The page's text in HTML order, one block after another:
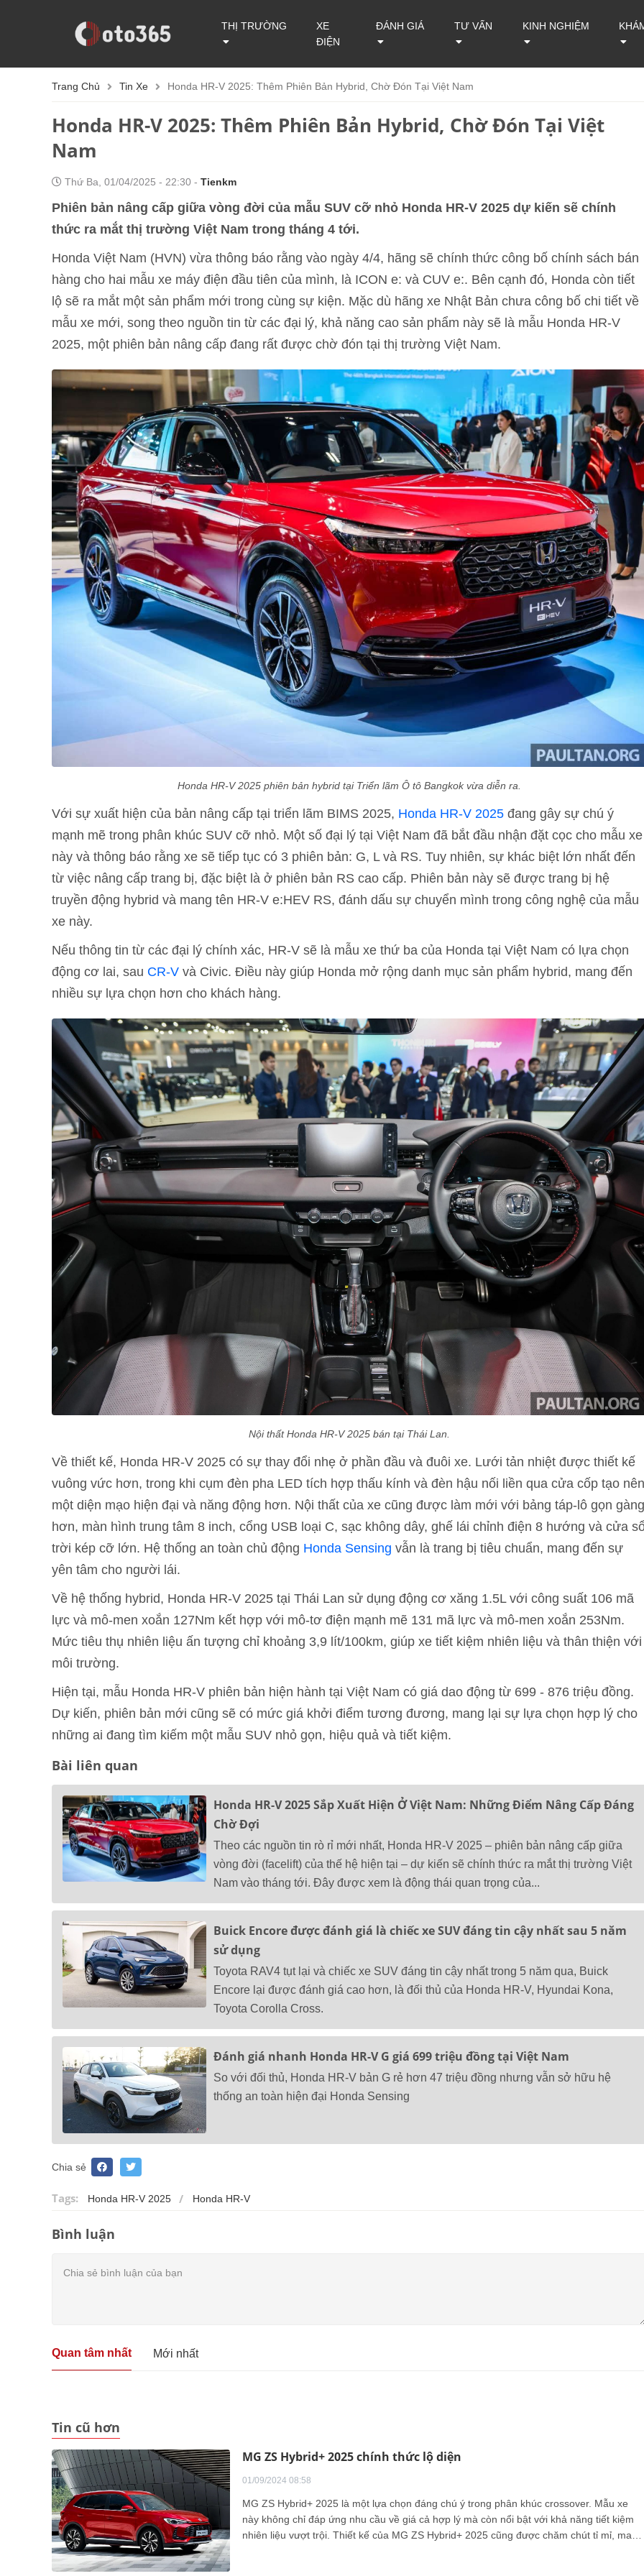
THỊ TRƯỜNG
XE
ĐIỆN
ĐÁNH GIÁ TƯ VẤN KINH NGHIỆM
Trang Chủ Tin Xe Honda HR-V 2025: Thêm Phiên Bản Hybrid, Chờ Đón Tại Việt Nam
Honda HR-V 2025: Thêm Phiên Bản Hybrid, Chờ Đón Tại Việt
Nam
Thứ Ba, 01/04/2025 - 22:30 - Tienkm
Phiên bản nâng cấp giữa vòng đời của mẫu SUV cỡ nhỏ Honda HR-V 2025 dự kiến sẽ chính
thức ra mắt thị trường Việt Nam trong tháng 4 tới.
Honda Việt Nam (HVN) vừa thông báo rằng vào ngày 4/4, hãng sẽ chính thức công bố chính sách bán
hàng cho hai mẫu xe máy điện đầu tiên của mình, là ICON e: và CUV e:. Bên cạnh đó, Honda còn tiết
lộ sẽ ra mắt một sản phẩm mới trong cùng sự kiện. Mặc dù hãng xe Nhật Bản chưa công bố chi tiết về
mẫu xe mới, song theo nguồn tin từ các đại lý, khả năng cao sản phẩm này sẽ là mẫu Honda HR-V
2025, một phiên bản nâng cấp đang rất được chờ đón tại thị trường Việt Nam.
Honda HR-V 2025 phiên bản hybrid tại Triển lãm Ô tô Bangkok vừa diễn ra.
Với sự xuất hiện của bản nâng cấp tại triển lãm BIMS 2025, Honda HR-V 2025 đang gây sự chú ý
mạnh mẽ trong phân khúc SUV cỡ nhỏ. Một số đại lý tại Việt Nam đã bắt đầu nhận đặt cọc cho mẫu xe
này và thông báo rằng xe sẽ tiếp tục có 3 phiên bản: G, L và RS. Tuy nhiên, sự khác biệt lớn nhất đến
từ việc nâng cấp trang bị, đặc biệt là ở phiên bản RS cao cấp. Phiên bản này sẽ được trang bị hệ
truyền động hybrid và mang tên HR-V e:HEV RS, đánh dấu sự chuyển mình trong công nghệ của mẫu
xe này.
Nếu thông tin từ các đại lý chính xác, HR-V sẽ là mẫu xe thứ ba của Honda tại Việt Nam có lựa chọn
động cơ lai, sau CR-V và Civic. Điều này giúp Honda mở rộng danh mục sản phẩm hybrid, mang đến
nhiều sự lựa chọn hơn cho khách hàng.
Nội thất Honda HR-V 2025 bán tại Thái Lan.
Về thiết kế, Honda HR-V 2025 có sự thay đổi nhẹ ở phần đầu và đuôi xe. Lưới tản nhiệt được thiết kế
vuông vức hơn, trong khi cụm đèn pha LED tích hợp thấu kính và đèn hậu nối liền qua cửa cốp tạo nên
một diện mạo hiện đại và năng động hơn. Nội thất của xe cũng được làm mới với bảng táp-lô gọn gàng
hơn, màn hình trung tâm 8 inch, cổng USB loại C, sạc không dây, ghế lái chỉnh điện 8 hướng và cửa
trời kép cỡ lớn. Hệ thống an toàn chủ động Honda Sensing vẫn là trang bị tiêu chuẩn, mang đến sự
yên tâm cho người lái.
Về hệ thống hybrid, Honda HR-V 2025 tại Thái Lan sử dụng động cơ xăng 1.5L với công suất 106 mã
lực và mô-men xoắn 127Nm kết hợp với mô-tơ điện mạnh mẽ 131 mã lực và mô-men xoắn 253Nm.
Mức tiêu thụ nhiên liệu ấn tượng chỉ khoảng 3,9 lít/100km, giúp xe tiết kiệm nhiên liệu và thân thiện với
môi trường.
Hiện tại, mẫu Honda HR-V phiên bản hiện hành tại Việt Nam có giá dao động từ 699 - 876 triệu đồng.
Dự kiến, phiên bản mới cũng sẽ có mức giá khởi điểm tương đương, mang lại sự lựa chọn hợp lý cho
những ai đang tìm kiếm một mẫu SUV nhỏ gọn, hiệu quả và tiết kiệm.
Bài liên quan
Honda HR-V 2025 Sắp Xuất Hiện Ở Việt Nam: Những Điểm Nâng Cấp Đáng
Chờ Đợi
Theo các nguồn tin rò rỉ mới nhất, Honda HR-V 2025 – phiên bản nâng cấp giữa
vòng đời (facelift) của thế hệ hiện tại – dự kiến sẽ chính thức ra mắt thị trường Việt
Nam vào tháng tới. Đây được xem là động thái quan trọng của...
Buick Encore được đánh giá là chiếc xe SUV đáng tin cậy nhất sau 5 năm
sử dụng
Toyota RAV4 tụt lại và chiếc xe SUV đáng tin cậy nhất trong 5 năm qua, Buick
Encore lại được đánh giá cao hơn, là đối thủ của Honda HR-V, Hyundai Kona,
Toyota Corolla Cross.
Đánh giá nhanh Honda HR-V G giá 699 triệu đồng tại Việt Nam
So với đối thủ, Honda HR-V bản G rẻ hơn 47 triệu đồng nhưng vẫn sở hữu hệ
thống an toàn hiện đại Honda Sensing
Chia sẻ
Tags: Honda HR-V 2025 Honda HR-V
Bình luận
Quan tâm nhất Mới nhất
Tin cũ hơn
MG ZS Hybrid+ 2025 chính thức lộ diện
01/09/2024 08:58
MG ZS Hybrid+ 2025 là một lựa chọn đáng chú ý trong phân khúc crossover. Mẫu xe
này không chỉ đáp ứng nhu cầu về giá cả hợp lý mà còn nổi bật với khả năng tiết kiệm
nhiên liệu vượt trội. Thiết kế của MG ZS Hybrid+ 2025 cũng được chăm chút tỉ mỉ, mang